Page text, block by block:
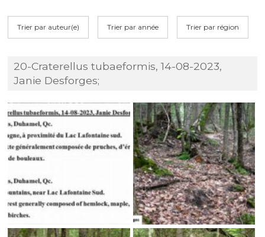
Trier par auteur(e) Trier par année Trier par région
20-Craterellus tubaeformis, 14-08-2023,
Janie Desforges;